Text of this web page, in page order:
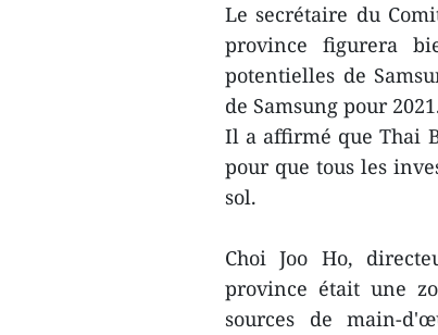
Le secrétaire du
province figurera
potentielles de
de Samsung pour
Il a affirmé que Thai
pour que tous les
sol.
Choi Joo Ho,
province était une
sources de main-